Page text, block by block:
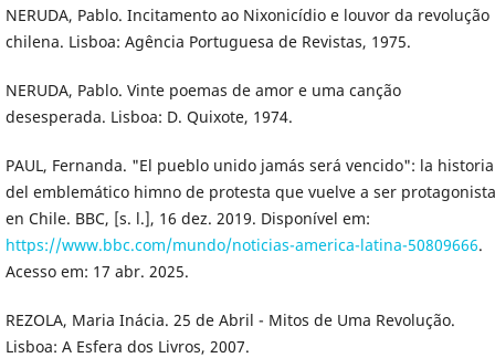
NERUDA, Pablo. Incitamento ao Nixonicídio e louvor da revolução
chilena. Lisboa: Agência Portuguesa de Revistas, 1975.
NERUDA, Pablo. Vinte poemas de amor e uma canção
desesperada. Lisboa: D. Quixote, 1974.
PAUL, Fernanda. "El pueblo unido jamás será vencido": la historia
del emblemático himno de protesta que vuelve a ser protagonista
en Chile. BBC, [s. l.], 16 dez. 2019. Disponível em:
https://www.bbc.com/mundo/noticias-america-latina-50809666.
Acesso em: 17 abr. 2025.
REZOLA, Maria Inácia. 25 de Abril - Mitos de Uma Revolução.
Lisboa: A Esfera dos Livros, 2007.